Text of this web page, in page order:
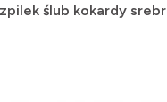
ślub kokardy